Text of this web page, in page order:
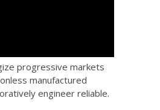
progressive markets
manufactured
engineer reliable.